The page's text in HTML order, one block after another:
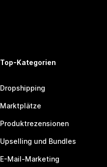
Top-Kategorien
Dropshipping
Marktplätze
Produktrezensionen
Upselling und Bundles
E-Mail-Marketing